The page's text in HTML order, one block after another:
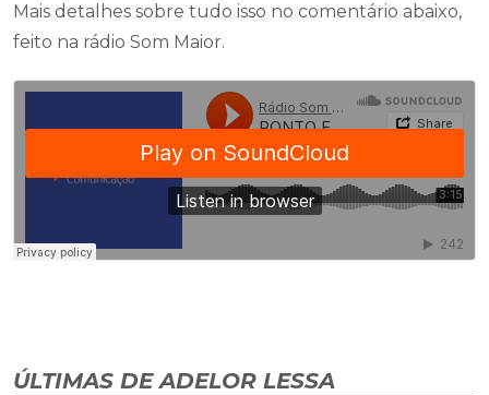
Mais detalhes sobre tudo isso no comentário abaixo,
feito na rádio Som Maior.
ÚLTIMAS DE ADELOR LESSA